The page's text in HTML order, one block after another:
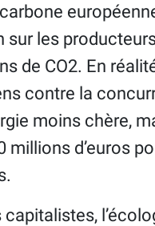
sur les
de CO2. En
contre la
moins chère,
millions d’euros
capitalistes,